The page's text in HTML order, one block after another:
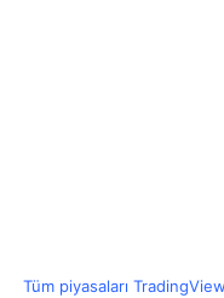
Tüm piyasaları